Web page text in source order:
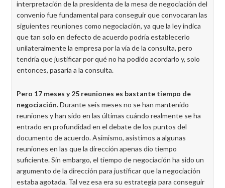
interpretación de la presidenta de la mesa de negociación del
convenio fue fundamental para conseguir que convocaran las
siguientes reuniones como negociación, ya que la ley indica
que tan solo en defecto de acuerdo podría establecerlo
unilateralmente la empresa por la vía de la consulta, pero
tendría que justificar por qué no ha podido acordarlo y, solo
entonces, pasaría a la consulta.
Pero 17 meses y 25 reuniones es bastante tiempo de
negociación.Durante seis meses no se han mantenido
reuniones y han sido en las últimas cuándo realmente se ha
entrado en profundidad en el debate de los puntos del
documento de acuerdo. Asimismo, asistimos a algunas
reuniones en las que la dirección apenas dio tiempo
suficiente. Sin embargo, el tiempo de negociación ha sido un
argumento de la dirección para justificar que la negociación
estaba agotada. Tal vez esa era su estrategia para conseguir